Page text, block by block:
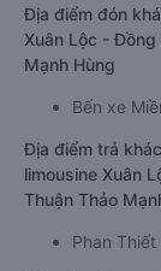
Địa điểm đón
Xuân Lộc - Đồng
Mạnh Hùng
Bến xe
Địa điểm trả
limousine Xuân
Thuận Thảo
Phan